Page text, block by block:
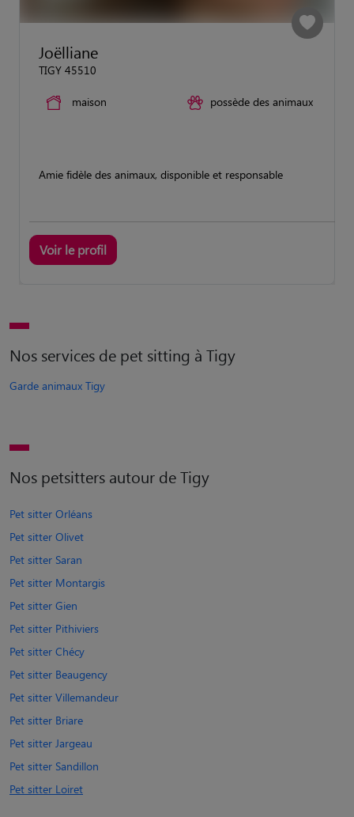
Joëlliane
TIGY 45510
maison possède des animaux
Amie fidèle des animaux, disponible et responsable
Voir le profil
Nos services de pet sitting à Tigy
Garde animaux Tigy
Nos petsitters autour de Tigy
Pet sitter Orléans
Pet sitter Olivet
Pet sitter Saran
Pet sitter Montargis
Pet sitter Gien
Pet sitter Pithiviers
Pet sitter Chécy
Pet sitter Beaugency
Pet sitter Villemandeur
Pet sitter Briare
Pet sitter Jargeau
Pet sitter Sandillon
Pet sitter Loiret